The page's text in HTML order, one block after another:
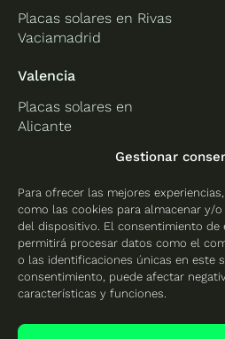
Gestionar
Para ofrecer las mejores
como las cookies para almacenar y/
del dispositivo. El consentimiento de
permitirá procesar datos como el
o las identificaciones únicas en este
consentimiento, puede afectar
características y funciones.
Placas solares en Rivas
Vaciamadrid
Valencia
Placas solares en
Alicante
Placas solares en
Placas solares en
Valencia